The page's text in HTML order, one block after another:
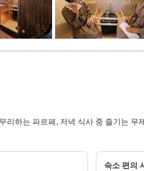
하는 파르페, 저녁 식사 중 즐기는 무
숙소 편의